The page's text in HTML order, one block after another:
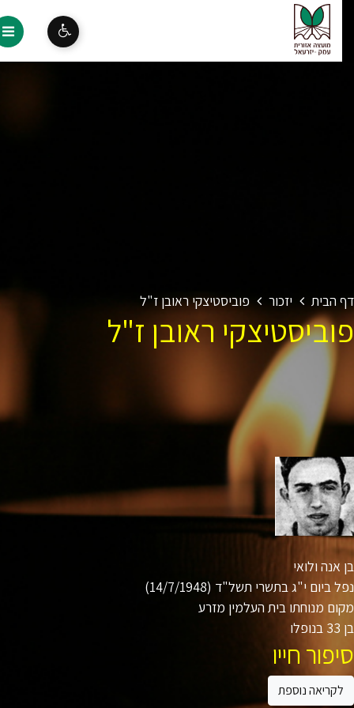
הבית יזכור פוביסטיצקי ראובן ז"ל
ראובן ז"ל
ולואי
ביום י"ג בתשרי תשל"ד (14/7/1948)
מנוחתו בית העלמין מזרע
חייו
נוספת